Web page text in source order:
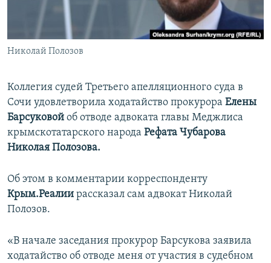
ELIFBE
Все сайты RFE/RL
Николай Полозов
Коллегия судей Третьего апелляционного суда в
Сочи удовлетворила ходатайство прокурора Елены
Барсуковой об отводе адвоката главы Меджлиса
крымскотатарского народа Рефата Чубарова
Николая Полозова.
Об этом в комментарии корреспонденту
Крым.Реалии рассказал сам адвокат Николай
Полозов.
«В начале заседания прокурор Барсукова заявила
ходатайство об отводе меня от участия в судебном